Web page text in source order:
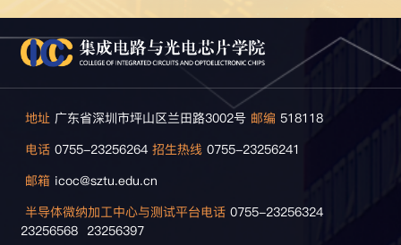
地址 广东省深圳市坪山区兰田路3002号邮编 518118
电话 0755-23256264招生热线 0755-23256241
邮箱 icoc@sztu.edu.cn
半导体微纳加工中心与测试平台电话 0755-23256324
23256568 23256397